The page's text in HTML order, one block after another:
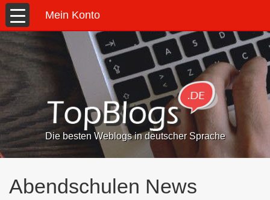
Mein Konto
Die besten Weblogs in deutscher Sprache
Abendschulen News